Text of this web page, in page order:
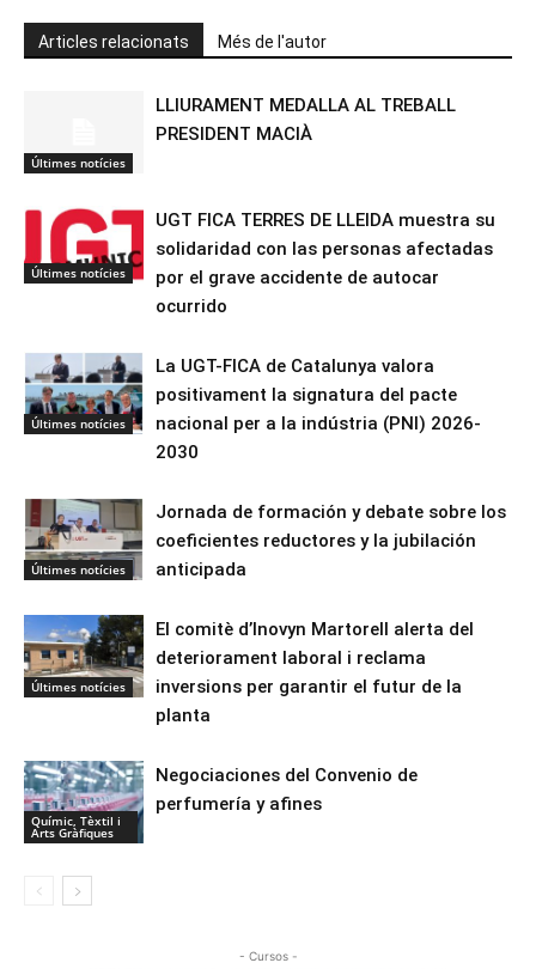
Articles relacionats Més de l'autor
Últimes notícies
LLIURAMENT MEDALLA AL TREBALL
PRESIDENT MACIÀ
Últimes notícies
UGT FICA TERRES DE LLEIDA muestra su
solidaridad con las personas afectadas
por el grave accidente de autocar
ocurrido
Últimes notícies
La UGT-FICA de Catalunya valora
positivament la signatura del pacte
nacional per a la indústria (PNI) 2026-
2030
Últimes notícies
Jornada de formación y debate sobre los
coeficientes reductores y la jubilación
anticipada
Últimes notícies
El comitè d’Inovyn Martorell alerta del
deteriorament laboral i reclama
inversions per garantir el futur de la
planta
Químic, Tèxtil i
Arts Gràfiques
Negociaciones del Convenio de
perfumería y afines
- Cursos -